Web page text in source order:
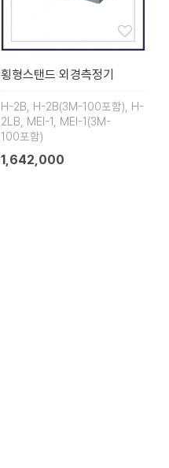
횡형스탠드 외경측정기
H-2B, H-2B(3M-100포함), H-
2LB, MEI-1, MEI-1(3M-
100포함)
1,642,000